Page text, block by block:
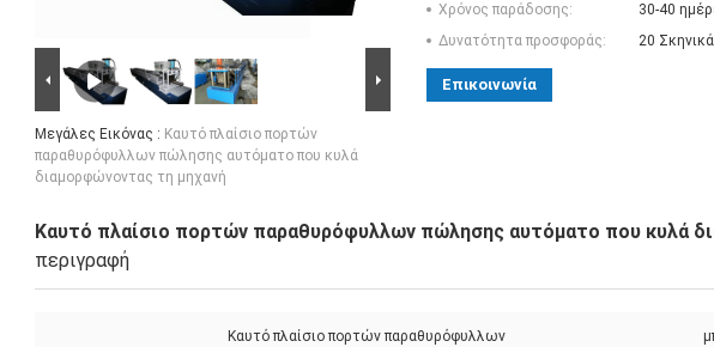
Μεγάλες Εικόνας : Καυτό πλαίσιο πορτών
παραθυρόφυλλων πώλησης αυτόματο που κυλά
διαμορφώνοντας τη μηχανή
Χρόνος παράδοσης:
30-40
Δυνατότητα προσφοράς:
20
Επικοινωνία
Καυτό πλαίσιο πορτών παραθυρόφυλλων πώλησης αυτόματο που κυλά
περιγραφή
Καυτό πλαίσιο πορτών παραθυρόφυλλων